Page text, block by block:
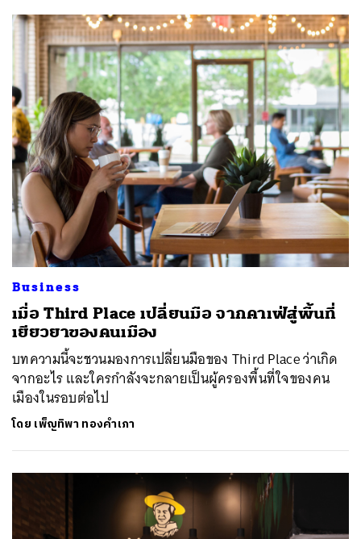
Business
เมื่อ Third Place เปลี่ยนมือ จากคาเฟ่สู่พื้นที่
เยียวยาของคนเมือง
บทความนี้จะชวนมองการเปลี่ยนมือของ Third Place ว่าเกิด
จากอะไร และใครกำลังจะกลายเป็นผู้ครองพื้นที่ใจของคน
เมืองในรอบต่อไป
โดย เพ็ญทิพา ทองคำเภา